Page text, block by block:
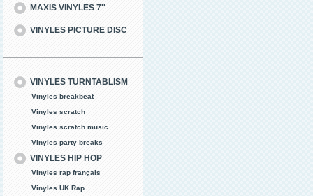
MAXIS VINYLES 7''
VINYLES PICTURE DISC
VINYLES TURNTABLISM
Vinyles breakbeat
Vinyles scratch
Vinyles scratch music
Vinyles party breaks
VINYLES HIP HOP
Vinyles rap français
Vinyles UK Rap